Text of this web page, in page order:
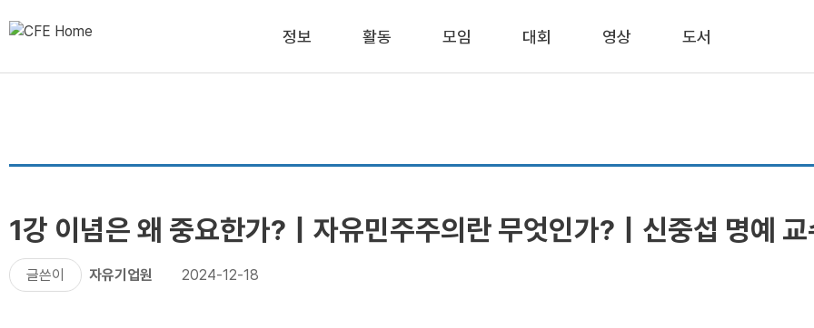
정보 활동 모임 대회 영상 도서
1강 이념은 왜 중요한가?｜자유민주주의란 무엇인가?｜신중섭 명예
글쓴이 자유기업원 2024-12-18